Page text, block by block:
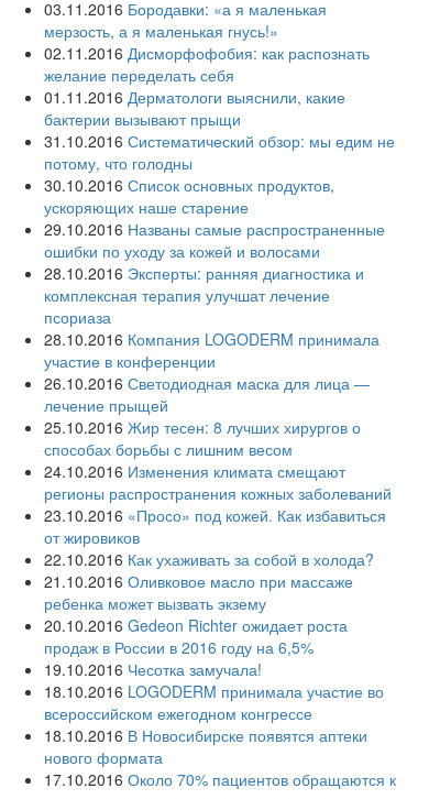
03.11.2016 Бородавки: «а я маленькая
мерзость, а я маленькая гнусь!»
02.11.2016 Дисморфофобия: как распознать
желание переделать себя
01.11.2016 Дерматологи выяснили, какие
бактерии вызывают прыщи
31.10.2016 Систематический обзор: мы едим не
потому, что голодны
30.10.2016 Список основных продуктов,
ускоряющих наше старение
29.10.2016 Названы самые распространенные
ошибки по уходу за кожей и волосами
28.10.2016 Эксперты: ранняя диагностика и
комплексная терапия улучшат лечение
псориаза
28.10.2016 Компания LOGODERM принимала
участие в конференции
26.10.2016 Светодиодная маска для лица —
лечение прыщей
25.10.2016 Жир тесен: 8 лучших хирургов о
способах борьбы с лишним весом
24.10.2016 Изменения климата смещают
регионы распространения кожных заболеваний
23.10.2016 «Просо» под кожей. Как избавиться
от жировиков
22.10.2016 Как ухаживать за собой в холода?
21.10.2016 Оливковое масло при массаже
ребенка может вызвать экзему
20.10.2016 Gedeon Richter ожидает роста
продаж в России в 2016 году на 6,5%
19.10.2016 Чесотка замучала!
18.10.2016 LOGODERM принимала участие во
всероссийском ежегодном конгрессе
18.10.2016 В Новосибирске появятся аптеки
нового формата
17.10.2016 Около 70% пациентов обращаются к